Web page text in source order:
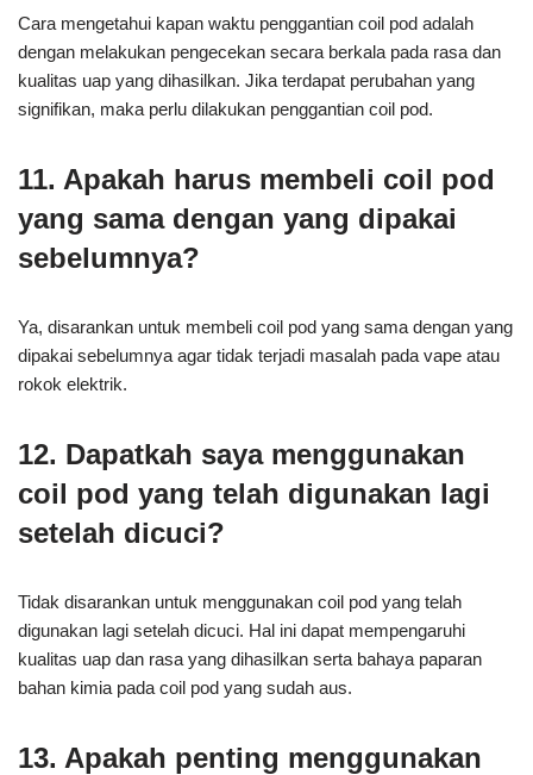
Cara mengetahui kapan waktu penggantian coil pod adalah
dengan melakukan pengecekan secara berkala pada rasa dan
kualitas uap yang dihasilkan. Jika terdapat perubahan yang
signifikan, maka perlu dilakukan penggantian coil pod.
11. Apakah harus membeli coil pod
yang sama dengan yang dipakai
sebelumnya?
Ya, disarankan untuk membeli coil pod yang sama dengan yang
dipakai sebelumnya agar tidak terjadi masalah pada vape atau
rokok elektrik.
12. Dapatkah saya menggunakan
coil pod yang telah digunakan lagi
setelah dicuci?
Tidak disarankan untuk menggunakan coil pod yang telah
digunakan lagi setelah dicuci. Hal ini dapat mempengaruhi
kualitas uap dan rasa yang dihasilkan serta bahaya paparan
bahan kimia pada coil pod yang sudah aus.
13. Apakah penting menggunakan